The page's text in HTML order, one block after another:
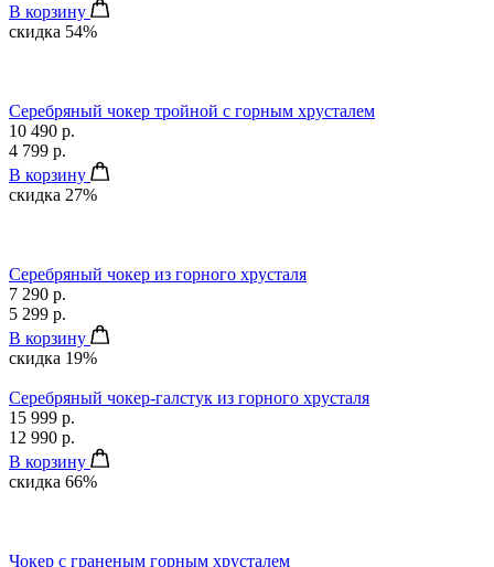
В корзину
скидка 54%
Серебряный чокер тройной с горным хрусталем
10 490 р.
4 799 р.
В корзину
скидка 27%
Серебряный чокер из горного хрусталя
7 290 р.
5 299 р.
В корзину
скидка 19%
Серебряный чокер-галстук из горного хрусталя
15 999 р.
12 990 р.
В корзину
скидка 66%
Чокер с граненым горным хрусталем